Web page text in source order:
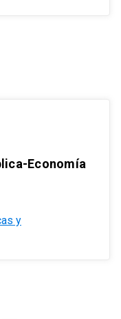
Economía
y